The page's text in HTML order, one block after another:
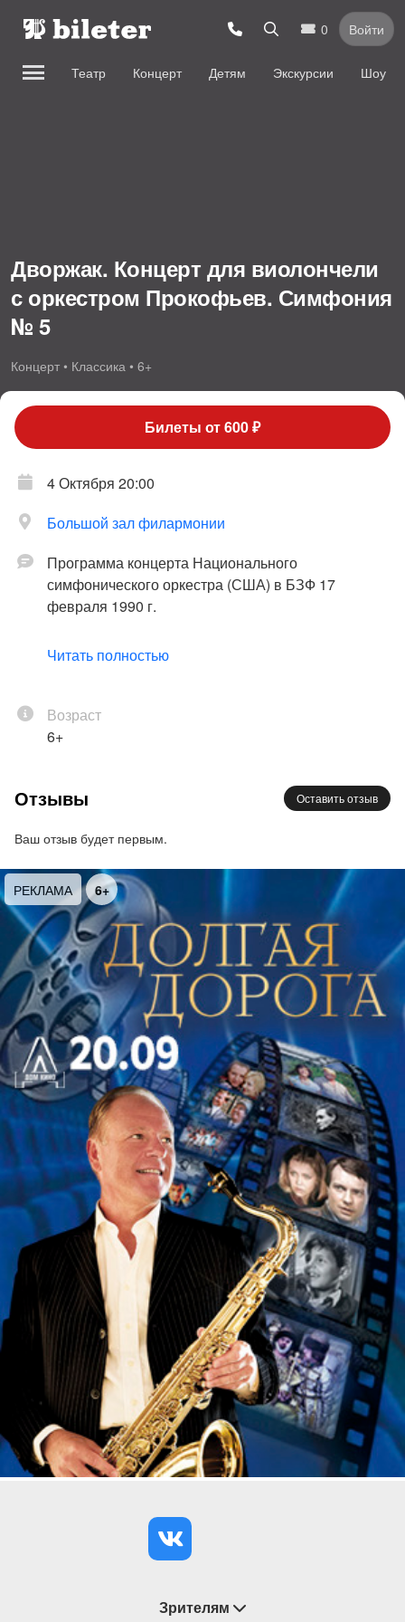
0 Войти
Театр Концерт Детям Экскурсии Шоу
Дворжак. Концерт для виолончели
с оркестром Прокофьев. Симфония
№ 5
Концерт • Классика • 6+
Билеты от 600 ₽
4 Октября 20:00
Большой зал филармонии
Программа концерта Национального
симфонического оркестра (США) в БЗФ 17
февраля 1990 г.
М. Ростропович – солист/дирижер
К 100-летию со дня рождения Мстислава
Академический симфонический оркестр
Дирижёр - Дмитрий Юровский; Мария Зайцева -
виолончель
Читать полностью
Возраст
6+
Отзывы Оставить отзыв
Ваш отзыв будет первым.
6+ РЕКЛАМА
Зрителям